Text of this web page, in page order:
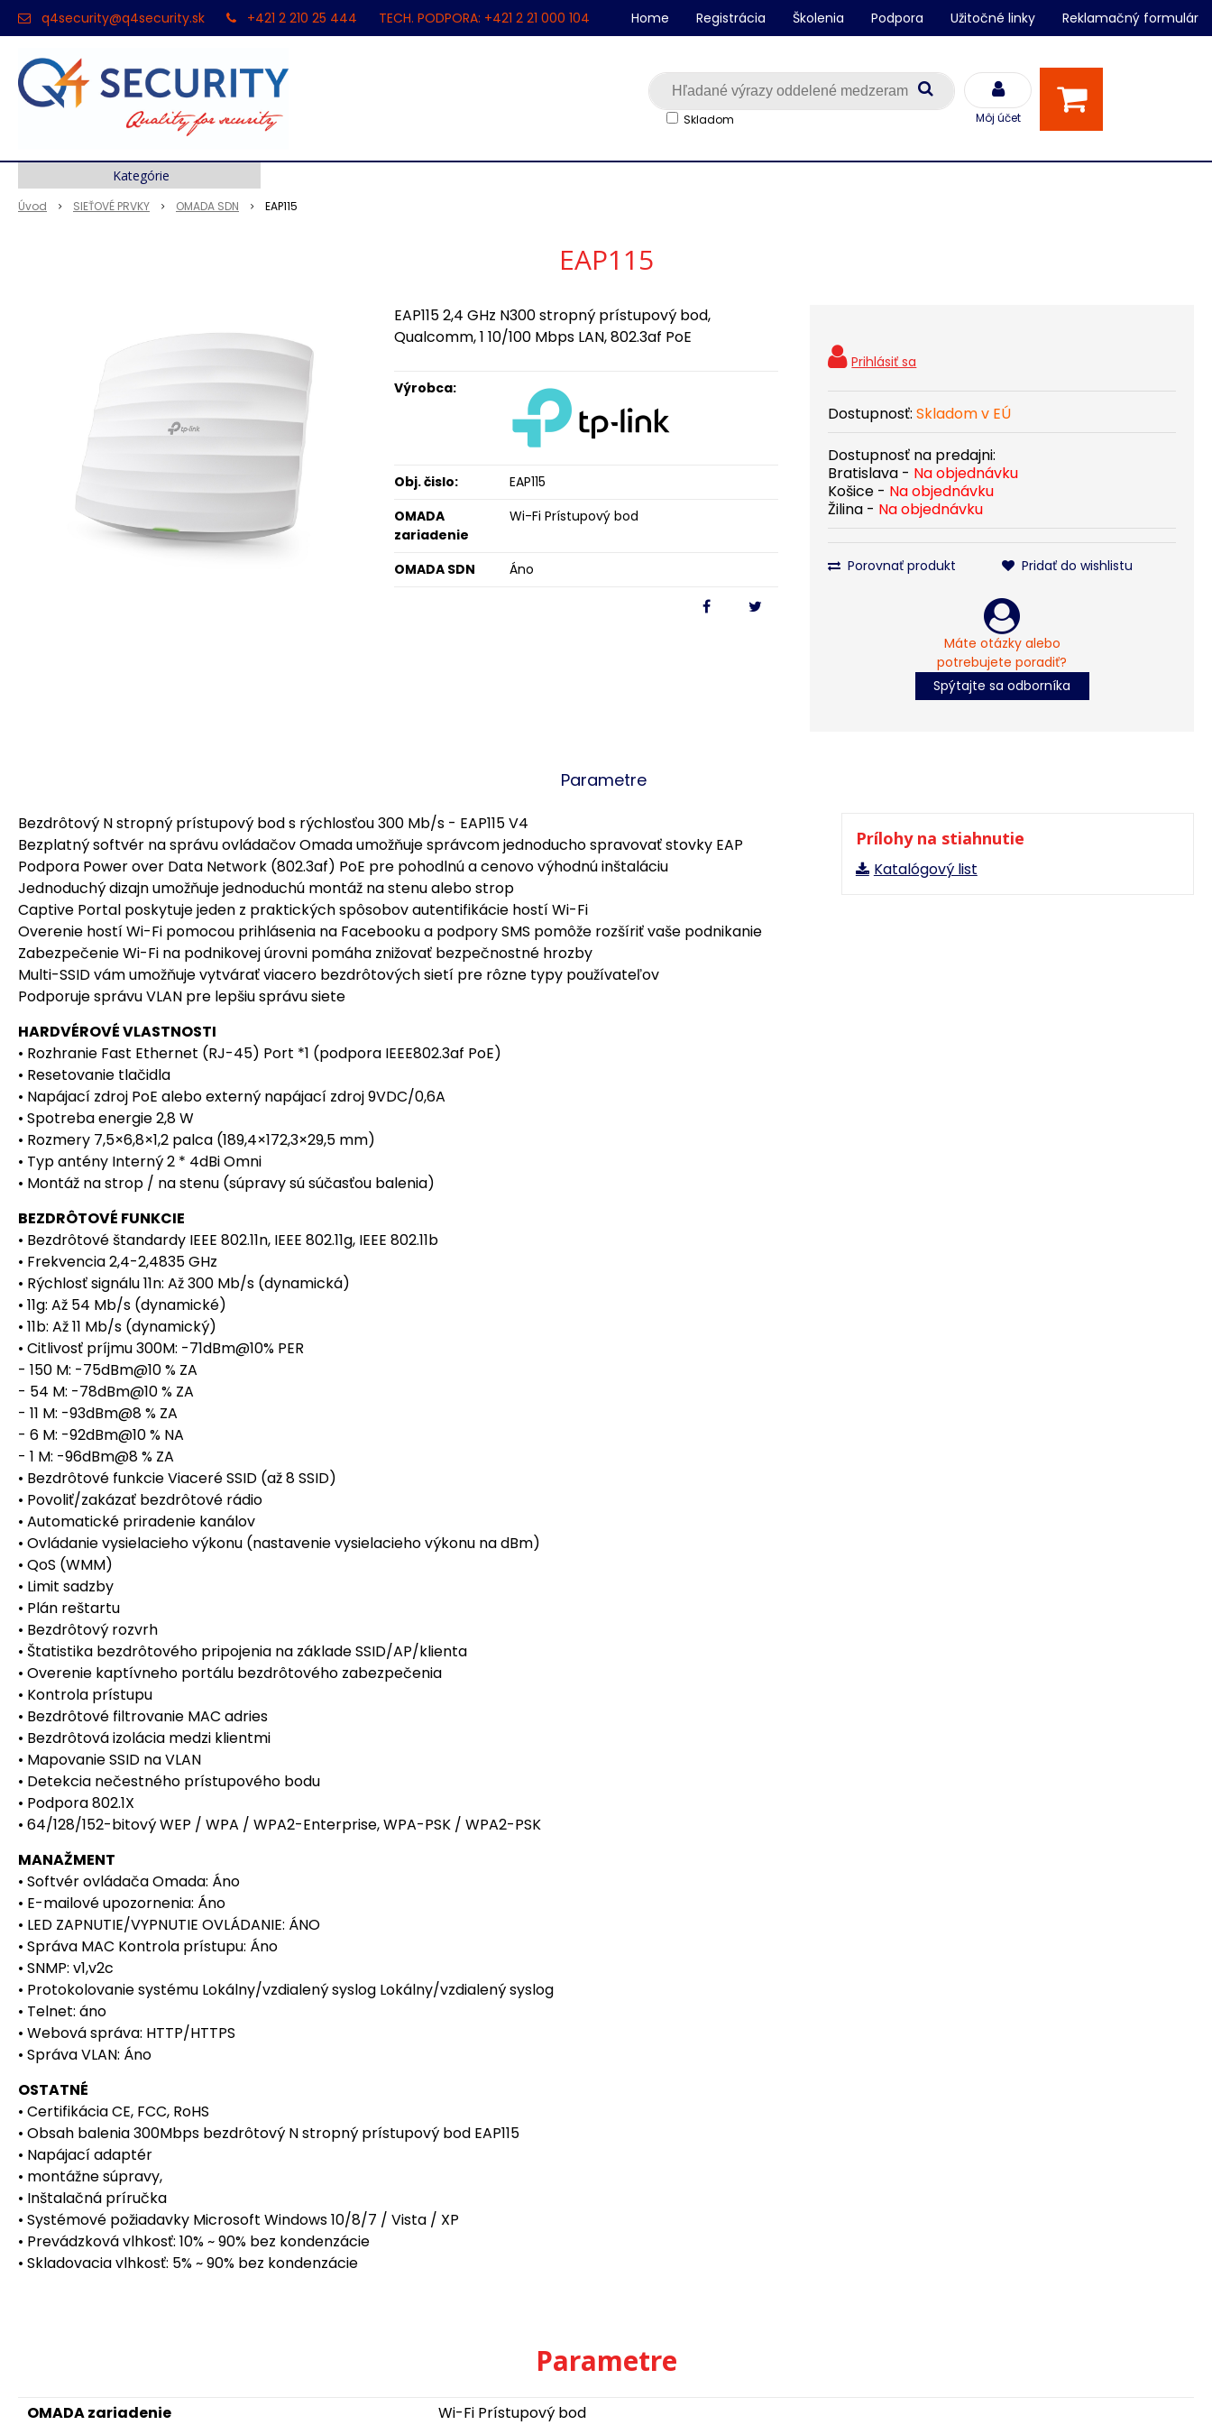
q4security@q4security.sk +421 2 210 25 444 TECH. PODPORA: +421 2 21 000 104
Môj účet
Skladom
Home Registrácia Školenia Podpora Užitočné linky Reklamačný formulár
Úvod SIEŤOVÉ PRVKY OMADA SDN EAP115
EAP115
Dostupnosť: Skladom v EÚ
Dostupnosť na predajni:
Bratislava - Na objednávku
Košice - Na objednávku
Žilina - Na objednávku
Porovnať produkt Pridať do wishlistu
Máte otázky alebo
potrebujete poradiť?
Spýtajte sa odborníka
EAP115 2,4 GHz N300 stropný prístupový bod,
Qualcomm, 1 10/100 Mbps LAN, 802.3af PoE
Výrobca:
Obj. čislo:
EAP115
OMADA
zariadenie
Wi-Fi Prístupový bod
OMADA SDN Áno
Parametre
Prílohy na stiahnutie
Katalógový list
Bezdrôtový N stropný prístupový bod s rýchlosťou 300 Mb/s - EAP115 V4
Bezplatný softvér na správu ovládačov Omada umožňuje správcom jednoducho spravovať stovky EAP
Podpora Power over Data Network (802.3af) PoE pre pohodlnú a cenovo výhodnú inštaláciu
Jednoduchý dizajn umožňuje jednoduchú montáž na stenu alebo strop
Captive Portal poskytuje jeden z praktických spôsobov autentifikácie hostí Wi-Fi
Overenie hostí Wi-Fi pomocou prihlásenia na Facebooku a podpory SMS pomôže rozšíriť vaše podnikanie
Zabezpečenie Wi-Fi na podnikovej úrovni pomáha znižovať bezpečnostné hrozby
Multi-SSID vám umožňuje vytvárať viacero bezdrôtových sietí pre rôzne typy používateľov
Podporuje správu VLAN pre lepšiu správu siete
HARDVÉROVÉ VLASTNOSTI
• Rozhranie Fast Ethernet (RJ-45) Port *1 (podpora IEEE802.3af PoE)
• Resetovanie tlačidla
• Napájací zdroj PoE alebo externý napájací zdroj 9VDC/0,6A
• Spotreba energie 2,8 W
• Rozmery 7,5×6,8×1,2 palca (189,4×172,3×29,5 mm)
• Typ antény Interný 2 * 4dBi Omni
• Montáž na strop / na stenu (súpravy sú súčasťou balenia)
BEZDRÔTOVÉ FUNKCIE
• Bezdrôtové štandardy IEEE 802.11n, IEEE 802.11g, IEEE 802.11b
• Frekvencia 2,4-2,4835 GHz
• Rýchlosť signálu 11n: Až 300 Mb/s (dynamická)
• 11g: Až 54 Mb/s (dynamické)
• 11b: Až 11 Mb/s (dynamický)
• Citlivosť príjmu 300M: -71dBm@10% PER
- 150 M: -75dBm@10 % ZA
- 54 M: -78dBm@10 % ZA
- 11 M: -93dBm@8 % ZA
- 6 M: -92dBm@10 % NA
- 1 M: -96dBm@8 % ZA
• Bezdrôtové funkcie Viaceré SSID (až 8 SSID)
• Povoliť/zakázať bezdrôtové rádio
• Automatické priradenie kanálov
• Ovládanie vysielacieho výkonu (nastavenie vysielacieho výkonu na dBm)
• QoS (WMM)
• Limit sadzby
• Plán reštartu
• Bezdrôtový rozvrh
• Štatistika bezdrôtového pripojenia na základe SSID/AP/klienta
• Overenie kaptívneho portálu bezdrôtového zabezpečenia
• Kontrola prístupu
• Bezdrôtové filtrovanie MAC adries
• Bezdrôtová izolácia medzi klientmi
• Mapovanie SSID na VLAN
• Detekcia nečestného prístupového bodu
• Podpora 802.1X
• 64/128/152-bitový WEP / WPA / WPA2-Enterprise, WPA-PSK / WPA2-PSK
MANAŽMENT
• Softvér ovládača Omada: Áno
• E-mailové upozornenia: Áno
• LED ZAPNUTIE/VYPNUTIE OVLÁDANIE: ÁNO
• Správa MAC Kontrola prístupu: Áno
• SNMP: v1,v2c
• Protokolovanie systému Lokálny/vzdialený syslog Lokálny/vzdialený syslog
• Telnet: áno
• Webová správa: HTTP/HTTPS
• Správa VLAN: Áno
OSTATNÉ
• Certifikácia CE, FCC, RoHS
• Obsah balenia 300Mbps bezdrôtový N stropný prístupový bod EAP115
• Napájací adaptér
• montážne súpravy,
• Inštalačná príručka
• Systémové požiadavky Microsoft Windows 10/8/7 / Vista / XP
• Prevádzková vlhkosť: 10% ~ 90% bez kondenzácie
• Skladovacia vlhkosť: 5% ~ 90% bez kondenzácie
Parametre
OMADA zariadenie
Wi-Fi Prístupový bod
Kategórie